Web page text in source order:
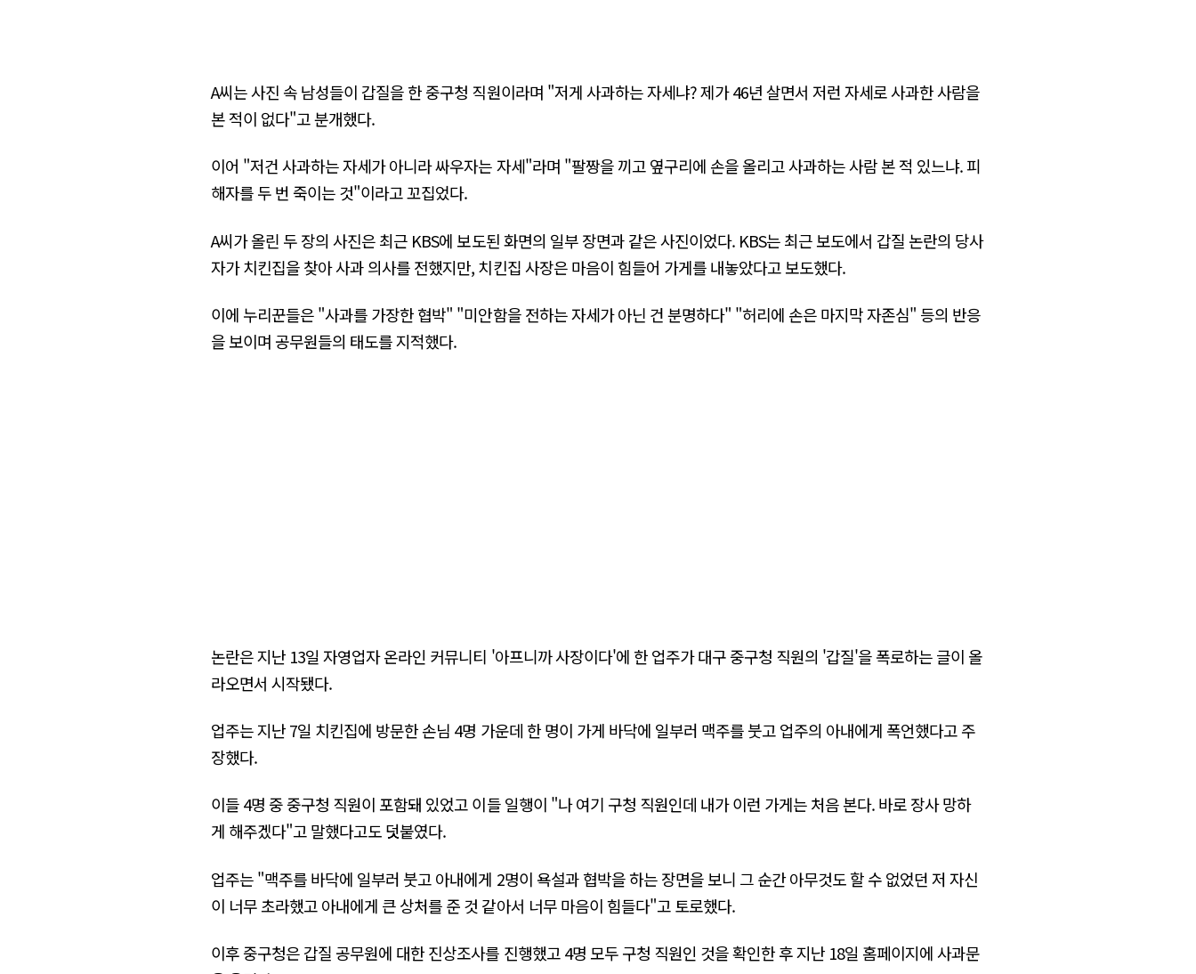
A씨는 사진 속 남성들이 갑질을 한 중구청 직원이라며 "저게 사과하는 자세냐? 제가 46년 살면서 저런 자세로 사과한 사람을
본 적이 없다"고 분개했다.
이어 "저건 사과하는 자세가 아니라 싸우자는 자세"라며 "팔짱을 끼고 옆구리에 손을 올리고 사과하는 사람 본 적 있느냐. 피
해자를 두 번 죽이는 것"이라고 꼬집었다.
A씨가 올린 두 장의 사진은 최근 KBS에 보도된 화면의 일부 장면과 같은 사진이었다. KBS는 최근 보도에서 갑질 논란의 당사
자가 치킨집을 찾아 사과 의사를 전했지만, 치킨집 사장은 마음이 힘들어 가게를 내놓았다고 보도했다.
이에 누리꾼들은 "사과를 가장한 협박" "미안함을 전하는 자세가 아닌 건 분명하다" "허리에 손은 마지막 자존심" 등의 반응
을 보이며 공무원들의 태도를 지적했다.
논란은 지난 13일 자영업자 온라인 커뮤니티 '아프니까 사장이다'에 한 업주가 대구 중구청 직원의 '갑질'을 폭로하는 글이 올
라오면서 시작됐다.
업주는 지난 7일 치킨집에 방문한 손님 4명 가운데 한 명이 가게 바닥에 일부러 맥주를 붓고 업주의 아내에게 폭언했다고 주
장했다.
이들 4명 중 중구청 직원이 포함돼 있었고 이들 일행이 "나 여기 구청 직원인데 내가 이런 가게는 처음 본다. 바로 장사 망하
게 해주겠다"고 말했다고도 덧붙였다.
업주는 "맥주를 바닥에 일부러 붓고 아내에게 2명이 욕설과 협박을 하는 장면을 보니 그 순간 아무것도 할 수 없었던 저 자신
이 너무 초라했고 아내에게 큰 상처를 준 것 같아서 너무 마음이 힘들다"고 토로했다.
이후 중구청은 갑질 공무원에 대한 진상조사를 진행했고 4명 모두 구청 직원인 것을 확인한 후 지난 18일 홈페이지에 사과문